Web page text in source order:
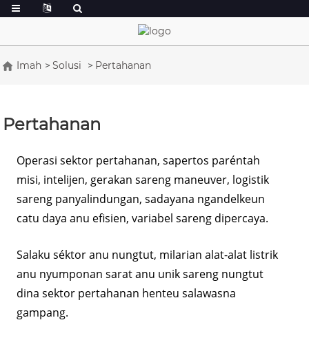
Imah Solusi Pertahanan
Pertahanan
Operasi sektor pertahanan, sapertos paréntah
misi, intelijen, gerakan sareng maneuver, logistik
sareng panyalindungan, sadayana ngandelkeun
catu daya anu efisien, variabel sareng dipercaya.
Salaku séktor anu nungtut, milarian alat-alat listrik
anu nyumponan sarat anu unik sareng nungtut
dina sektor pertahanan henteu salawasna
gampang.